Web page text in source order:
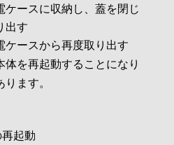
ケースに収納し、蓋を閉じ
出す
ケースから再度取り出す
体を再起動することになり
ます。
起動